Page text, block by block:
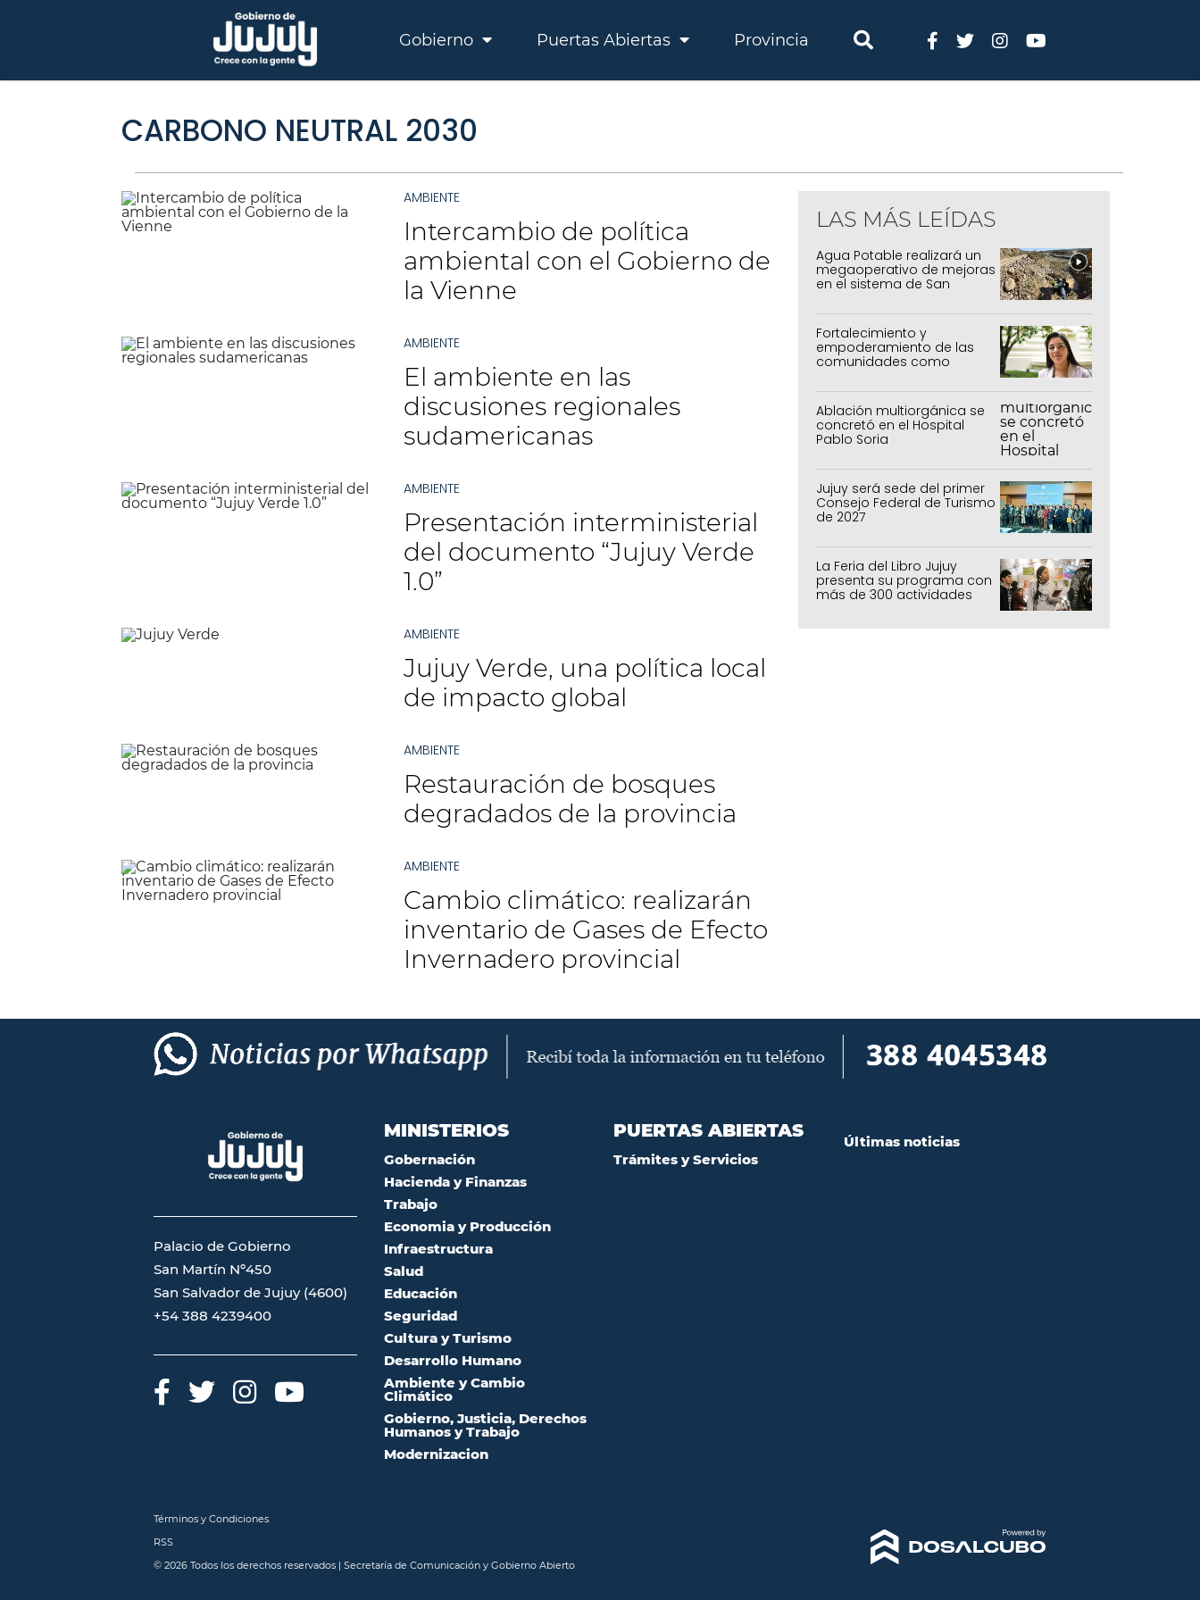
Gobierno Puertas Abiertas Provincia
CARBONO NEUTRAL 2030
AMBIENTE
Intercambio de política
ambiental con el Gobierno de
la Vienne
AMBIENTE
El ambiente en las
discusiones regionales
sudamericanas
AMBIENTE
Presentación interministerial
del documento “Jujuy Verde
1.0”
AMBIENTE
Jujuy Verde, una política local
de impacto global
AMBIENTE
Restauración de bosques
degradados de la provincia
AMBIENTE
Cambio climático: realizarán
inventario de Gases de Efecto
Invernadero provincial
LAS MÁS LEÍDAS
Agua Potable realizará un
megaoperativo de mejoras
en el sistema de San
Fortalecimiento y
empoderamiento de las
comunidades como
Ablación multiorgánica se
concretó en el Hospital
Pablo Soria
Jujuy será sede del primer
Consejo Federal de Turismo
de 2027
La Feria del Libro Jujuy
presenta su programa con
más de 300 actividades
Palacio de Gobierno
San Martín Nº450
San Salvador de Jujuy (4600)
+54 388 4239400
MINISTERIOS
Gobernación
Hacienda y Finanzas
Trabajo
Economia y Producción
Infraestructura
Salud
Educación
Seguridad
Cultura y Turismo
Desarrollo Humano
Ambiente y Cambio
Climático
Gobierno, Justicia, Derechos
Humanos y Trabajo
Modernizacion
PUERTAS ABIERTAS
Trámites y Servicios
Últimas noticias
Términos y Condiciones
RSS
© 2026 Todos los derechos reservados | Secretaría de Comunicación y Gobierno Abierto